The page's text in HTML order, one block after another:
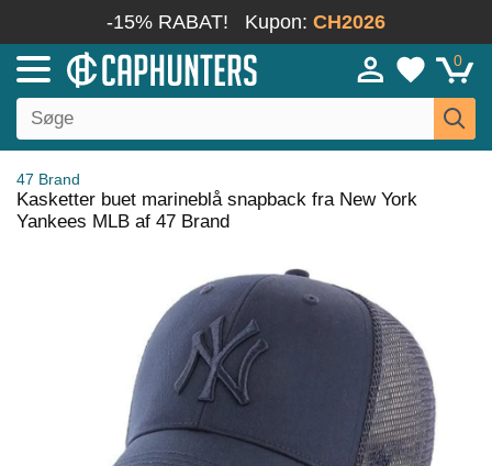
-15% RABAT! Kupon: CH2026
0
47 Brand
Kasketter buet marineblå snapback fra New York
Yankees MLB af 47 Brand